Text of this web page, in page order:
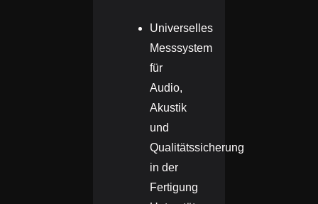
Universelles
Messsystem
für
Audio,
Akustik
und
Qualitätssicherung
in der
Fertigung